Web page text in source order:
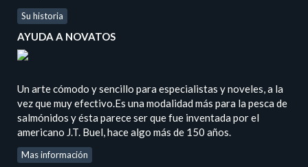
Su historia
AYUDA A NOVATOS
Un arte cómodo y sencillo para especialistas y noveles, a la
vez que muy efectivo.Es una modalidad más para la pesca de
salmónidos y ésta parece ser que fue inventada por el
americano J.T. Buel, hace algo más de 150 años.
Mas información